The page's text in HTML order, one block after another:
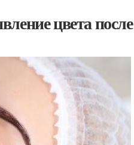
цвета